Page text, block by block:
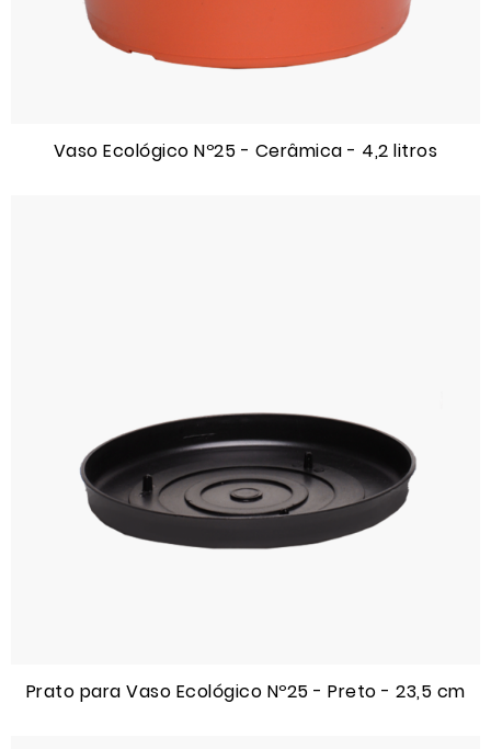
Vaso Ecológico Nº25 - Cerâmica - 4,2 litros
Prato para Vaso Ecológico Nº25 - Preto - 23,5 cm